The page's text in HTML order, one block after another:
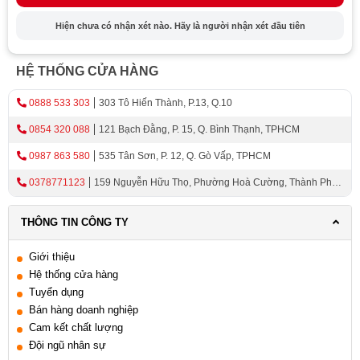
cho gia đình. Với vai trò không thể thiếu như vậy, tủ lạnh
ngày càng được nâng cấp và phát triển với những tính
Lợi Ích Của Tủ Lạnh 1 Cánh Với Thiết Kế
Hiện Đại Và Đa Năng
Trong số các loại tủ lạnh có sẵn trên thị trường, tủ lạnh 1
cửa đang trở thành lựa chọn phổ biến cho nhiều gia đình.
Với thiết kế đơn giản, nhưng hiện đại và đa năng, nó
mang lại nhiều lợi ích cho không gian bếp.
Thiết Kế Hiện Đại Của Tủ Lạnh Đơn
Phong cách thiết kế hiện đại
Tủ lạnh đơn thiết kế hiện đại thường có hình dáng gọn
nhẹ, thân thiện với môi trường và dễ dàng phối hợp với
bất kỳ không gian bếp nào. Các đường cong tinh tế, mặt
Hiện chưa có nhận xét nào. Hãy là người nhận xét đầu tiên
HỆ THỐNG CỬA HÀNG
0888 533 303 303 Tô Hiến Thành, P.13, Q.10
0854 320 088 121 Bạch Đằng, P. 15, Q. Bình Thạnh, TPHCM
0987 863 580 535 Tân Sơn, P. 12, Q. Gò Vấp, TPHCM
0378771123
159 Nguyễn Hữu Thọ, Phường Hoà Cường, Thành Phố
THÔNG TIN CÔNG TY
Giới thiệu
Hệ thống cửa hàng
Tuyển dụng
Bán hàng doanh nghiệp
Cam kết chất lượng
Đội ngũ nhân sự